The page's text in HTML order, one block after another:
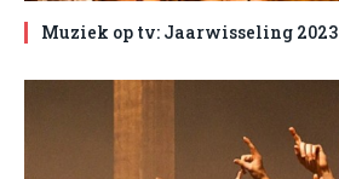
Muziek op tv: Jaarwisseling 2023